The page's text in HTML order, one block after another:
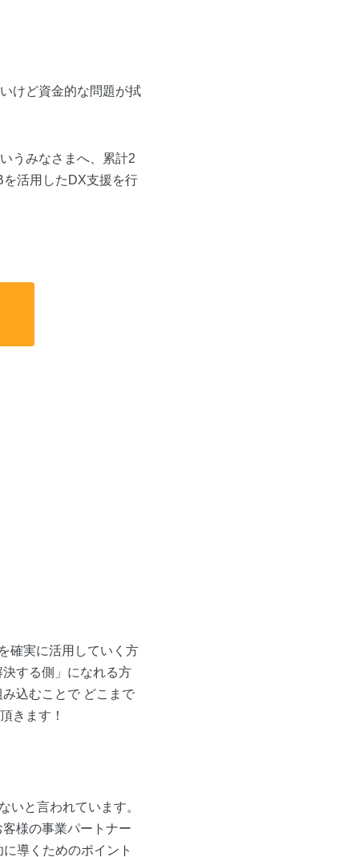
けど資金的な問題が拭
うみなさまへ、累計2
活用したDX支援を行
確実に活用していく方
する側」になれる方
込むことで どこまで
きます！
いと言われています。
様の事業パートナー
導くためのポイント